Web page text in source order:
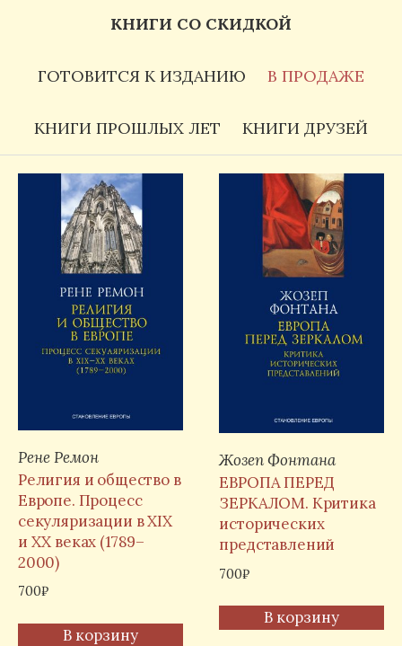
КНИГИ СО СКИДКОЙ
ГОТОВИТСЯ К ИЗДАНИЮ В ПРОДАЖЕ
КНИГИ ПРОШЛЫХ ЛЕТ КНИГИ ДРУЗЕЙ
Рене Ремон
Религия и общество в
Европе. Процесс
секуляризации в XIX
и XX веках (1789–
2000)
700₽
В корзину
Жозеп Фонтана
ЕВРОПА ПЕРЕД
ЗЕРКАЛОМ. Критика
исторических
представлений
700₽
В корзину